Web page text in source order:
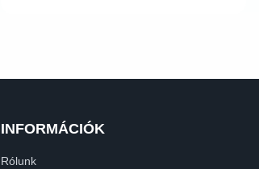
INFORMÁCIÓK
Rólunk